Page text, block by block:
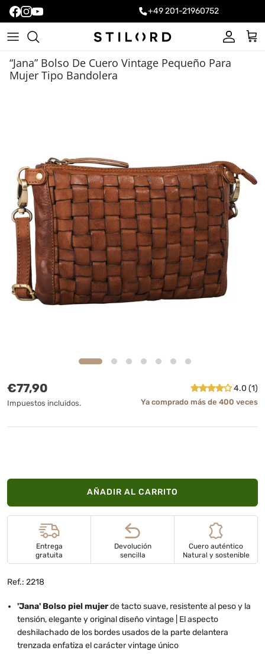
+49 201-21960752
Cuenta
“Jana” Bolso De Cuero Vintage Pequeño Para
Mujer Tipo Bandolera
Precio normal
€77,90
Impuestos incluidos.
4.0 (1)
Ya comprado más de 400 veces
AÑADIR AL CARRITO
Entrega
gratuita
Devolución
sencilla
Cuero auténtico
Natural y sostenible
Ref.: 2218
'Jana' Bolso piel mujerde tacto suave, resistente al peso y la
tensión, elegante y original diseño vintage | El aspecto
deshilachado de los bordes usados de la parte delantera
trenzada enfatiza el carácter vintage único